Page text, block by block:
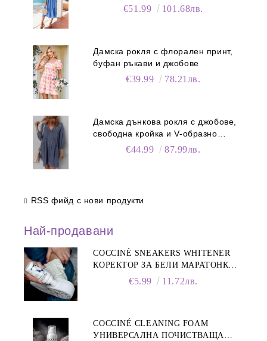
€51.99 101.68лв.
Дамска рокля с флорален принт,
буфан ръкави и джобове
€39.99 78.21лв.
Дамска дънкова рокля с джобове,
свободна кройка и V-образно
деколте€44.99 87.99лв.
RSS фийд с нови продукти
Най-продавани
COCCINÈ SNEAKERS WHITENER
КОРЕКТОР ЗА БЕЛИ МАРАТОНКИ,
€5.99 11.72лв.
COCCINÉ CLEANING FOAM
УНИВЕРСАЛНА ПОЧИСТВАЩА